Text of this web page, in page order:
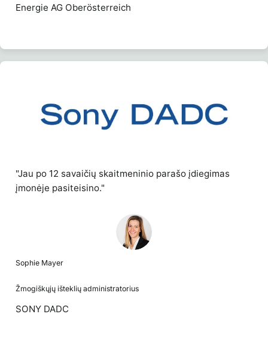
Energie AG Oberösterreich
"Jau po 12 savaičių skaitmeninio parašo įdiegimas
įmonėje pasiteisino."
Sophie Mayer
Žmogiškųjų išteklių administratorius
SONY DADC